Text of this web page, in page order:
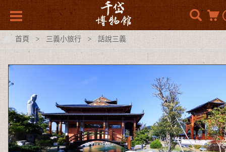
首頁 > 三義小旅行 > 話說三義